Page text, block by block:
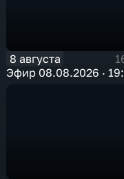
8 августа
Эфир 08.08.2026 ·